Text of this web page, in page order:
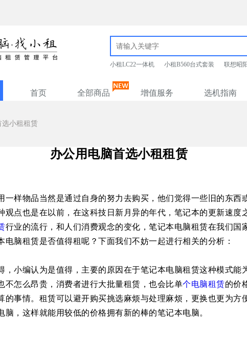
小租LC22一体机 小租B560台式套装 联想昭
首页 全部商品 增值服务 选机指南
选小租租赁
办公用电脑首选小租租赁
一样物品当然是通过自身的努力去购买，他们觉得一些旧的东西
观点也是在以前，在这科技日新月异的年代，笔记本的更新速度
行业的流行，和人们消费观念的变化，笔记本电脑租赁在我们国
电脑租赁是否值得租呢？下面我们不妨一起进行相关的分析：
，小编认为是值得，主要的原因在于笔记本电脑租赁这种模式能
不怎么昂贵，消费者进行大批量租赁，也会比单个电脑租赁的价
的事情。租赁可以避开购买挑选麻烦与处理麻烦，更换也更为方
，这样就能用较低的价格拥有新的棒的笔记本电脑。